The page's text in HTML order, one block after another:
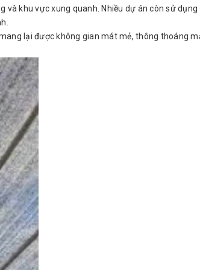
và khu vực xung quanh. Nhiều dự án còn sử dụng
lại được không gian mát mẻ, thông thoáng